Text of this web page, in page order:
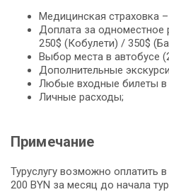
Медицинская страховка
Доплата за
250$ (Кобулети) / 350$
Выбор места в автобусе
Дополнительные
Любые входные билеты в
Личные расходы;
Примечание
Туруслугу возможно оплатить в
200 BYN за месяц до начала